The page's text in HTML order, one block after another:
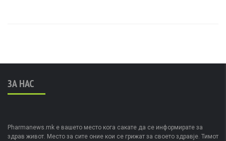
ЗА НАС
Pharmanews.mk е вашето место кога сакате да се информирате за
здрав живот. Место за сите оние кои се грижат за своето здравје. Тимот